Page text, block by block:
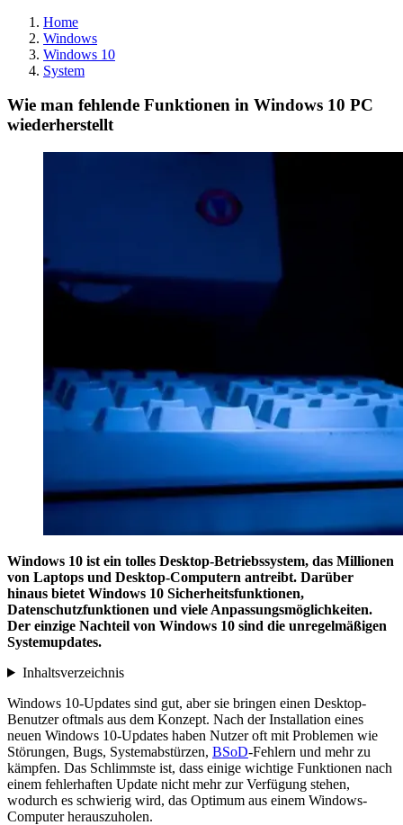
Home
Windows
Windows 10
System
Wie man fehlende Funktionen in Windows 10 PC
wiederherstellt
Windows 10 ist ein tolles Desktop-Betriebssystem, das Millionen
von Laptops und Desktop-Computern antreibt. Darüber
hinaus bietet Windows 10 Sicherheitsfunktionen,
Datenschutzfunktionen und viele Anpassungsmöglichkeiten.
Der einzige Nachteil von Windows 10 sind die unregelmäßigen
Systemupdates.
Inhaltsverzeichnis
Windows 10-Updates sind gut, aber sie bringen einen Desktop-
Benutzer oftmals aus dem Konzept. Nach der Installation eines
neuen Windows 10-Updates haben Nutzer oft mit Problemen wie
Störungen, Bugs, Systemabstürzen, BSoD-Fehlern und mehr zu
kämpfen. Das Schlimmste ist, dass einige wichtige Funktionen nach
einem fehlerhaften Update nicht mehr zur Verfügung stehen,
wodurch es schwierig wird, das Optimum aus einem Windows-
Computer herauszuholen.